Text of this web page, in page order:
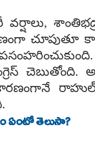
చూపుతూ
చెబుతోంది.
ఏంటో తెలుసా?